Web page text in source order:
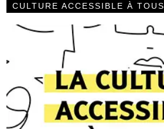
CULTURE ACCESSIBLE À TOUS